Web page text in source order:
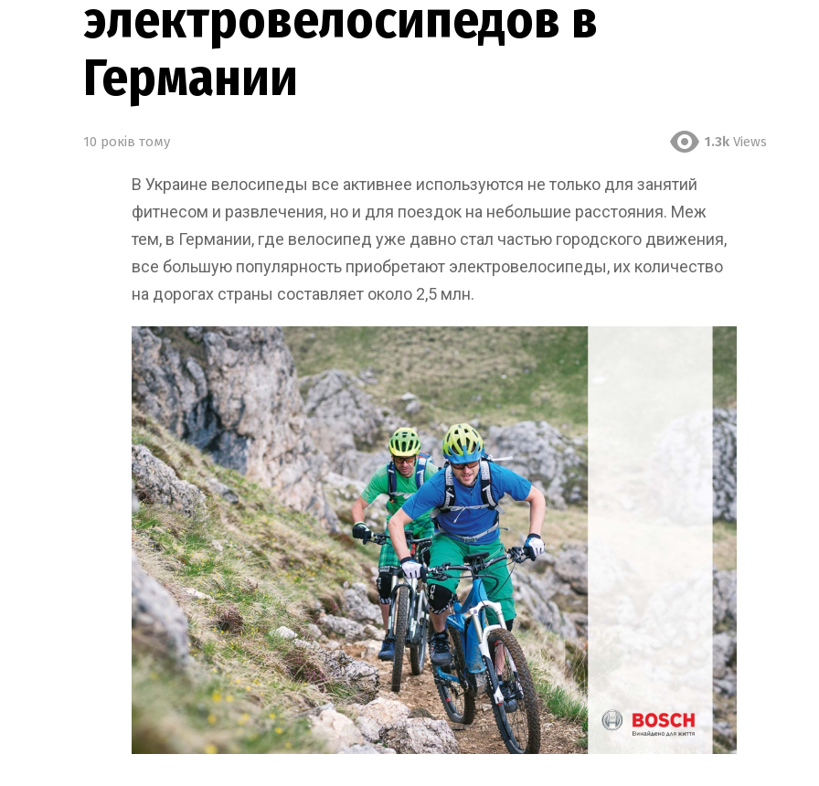
электровелосипедов в
Германии
10 років тому 1.3k Views
В Украине велосипеды все активнее используются не только для занятий
фитнесом и развлечения, но и для поездок на небольшие расстояния. Меж
тем, в Германии, где велосипед уже давно стал частью городского движения,
все большую популярность приобретают электровелосипеды, их количество
на дорогах страны составляет около 2,5 млн.